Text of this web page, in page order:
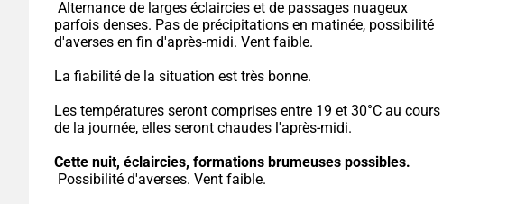
parfois denses. Pas de précipitations en matinée, possibilité
d'averses en fin d'après-midi. Vent faible.
La fiabilité de la situation est très bonne.
Les températures seront comprises entre 19 et 30°C au cours
de la journée, elles seront chaudes l'après-midi.
Cette nuit, éclaircies, formations brumeuses possibles.
Possibilité d'averses. Vent faible.